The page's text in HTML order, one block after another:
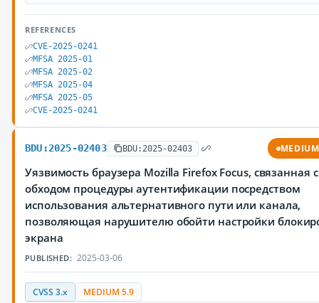
REFERENCES
CVE-2025-0241
MFSA 2025-01
MFSA 2025-02
MFSA 2025-04
MFSA 2025-05
CVE-2025-0241
BDU:2025-02403 BDU:2025-02403 MEDIUM
Уязвимость браузера Mozilla Firefox Focus, связанная с
обходом процедуры аутентификации посредством
использования альтернативного пути или канала,
позволяющая нарушителю обойти настройки
экрана
PUBLISHED: 2025-03-06
CVSS 3.x MEDIUM 5.9